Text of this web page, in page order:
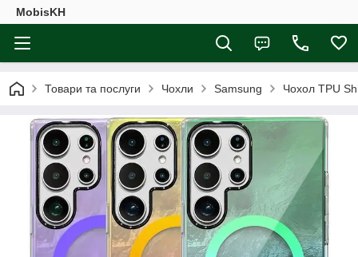
MobisKH
Товари та послуги Чохли Samsung Чохол TPU